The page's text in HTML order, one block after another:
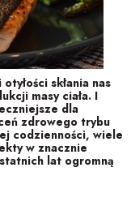
skłania nas
masy ciała. I
dla
zdrowego trybu
codzienności, wiele
w znacznie
lat ogromną